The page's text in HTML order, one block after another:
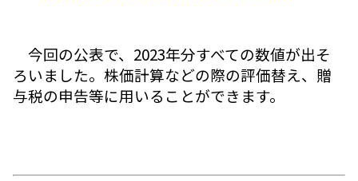
今回の公表で、2023年分すべての数値が出そ
ろいました。株価計算などの際の評価替え、贈
与税の申告等に用いることができます。